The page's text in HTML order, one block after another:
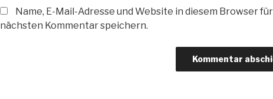
Name, E-Mail-Adresse und Website in diesem Browser
nächsten Kommentar speichern.